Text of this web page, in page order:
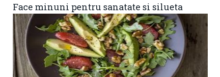
Face minuni pentru sanatate si silueta